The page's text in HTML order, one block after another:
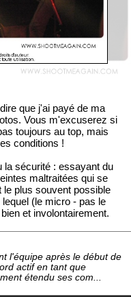
que j'ai payé de ma
Vous m'excuserez si
toujours au top, mais
conditions !
la sécurité : essayant du
maltraitées qui se
le plus souvent possible
(le micro - pas le
et involontairement.
l'équipe après le début de
actif en tant que
étendu ses com...